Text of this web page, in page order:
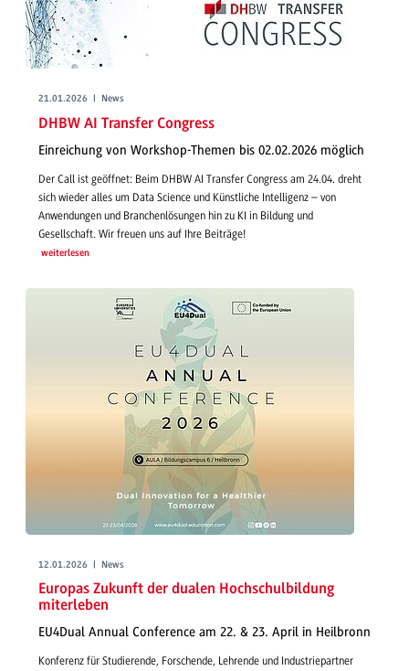
21.01.2026 | News
DHBW AI Transfer Congress
Einreichung von Workshop-Themen bis 02.02.2026 möglich
Der Call ist geöffnet: Beim DHBW AI Transfer Congress am 24.04. dreht
sich wieder alles um Data Science und Künstliche Intelligenz – von
Anwendungen und Branchenlösungen hin zu KI in Bildung und
Gesellschaft. Wir freuen uns auf Ihre Beiträge!
weiterlesen
12.01.2026 | News
Europas Zukunft der dualen Hochschulbildung
miterleben
EU4Dual Annual Conference am 22. & 23. April in Heilbronn
Konferenz für Studierende, Forschende, Lehrende und Industriepartner